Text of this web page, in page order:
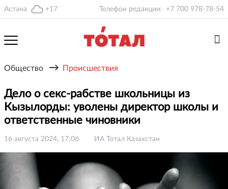
Астана +17 Телефон редакции: +7 700 978-78-54
Общество → Происшествия
Дело о секс-рабстве школьницы из
Кызылорды: уволены директор школы и
ответственные чиновники
16 августа 2024, 17:06 ИА Тотал Казахстан